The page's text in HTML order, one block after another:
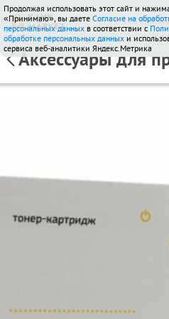
146 отзывов
Продолжая использовать этот сайт и
«Принимаю», вы даете Согласие на
персональных данных в соответствии с
обработке персональных данных и
сервиса веб-аналитики Яндекс.Метрика
Аксессуары для